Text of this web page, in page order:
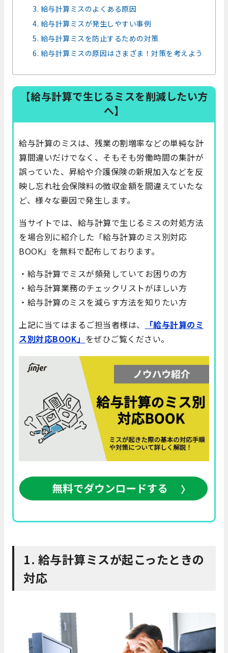
3. 給与計算ミスのよくある原因
4. 給与計算ミスが発生しやすい事例
5. 給与計算ミスを防止するための対策
6. 給与計算ミスの原因はさまざま！対策を考えよう
【給与計算で生じるミスを削減したい方
へ】
給与計算のミスは、残業の割増率などの単純な計
算間違いだけでなく、そもそも労働時間の集計が
誤っていた、昇給や介護保険の新規加入などを反
映し忘れ社会保険料の徴収金額を間違えていたな
ど、様々な要因で発生します。
当サイトでは、給与計算で生じるミスの対処方法
を場合別に紹介した「給与計算のミス別対応
BOOK」を無料で配布しております。
・給与計算でミスが頻発していてお困りの方
・給与計算業務のチェックリストがほしい方
・給与計算のミスを減らす方法を知りたい方
上記に当てはまるご担当者様は、
「給与計算のミ
ス別対応BOOK」 をぜひご覧ください。
1. 給与計算ミスが起こったときの
対応